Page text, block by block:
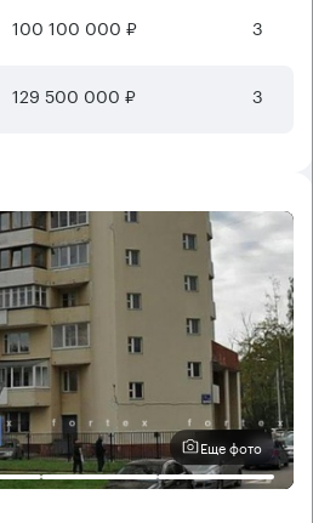
100 100 000 ₽ 3
129 500 000 ₽ 3
Еще фото